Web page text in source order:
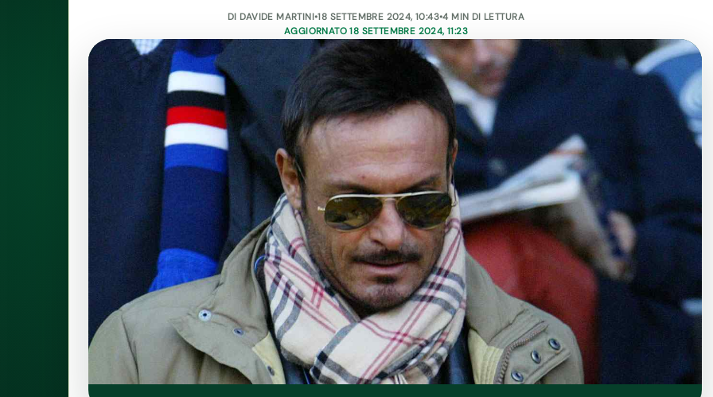
DI DAVIDE MARTINI•18 SETTEMBRE 2024, 10:43•4 MIN DI LETTURA
AGGIORNATO 18 SETTEMBRE 2024, 11:23